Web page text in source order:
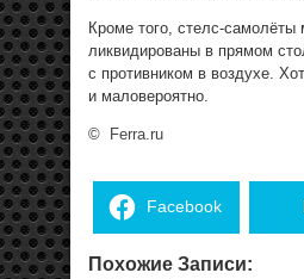
Кроме того, стелс-самолёты
ликвидированы в прямом
с противником в воздухе.
и маловероятно.
© Ferra.ru
Facebook
Похожие Записи: